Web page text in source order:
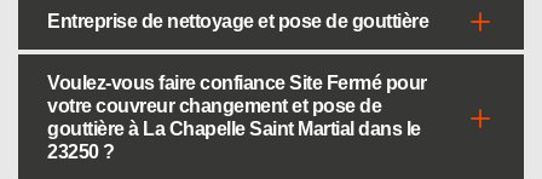
Entreprise de nettoyage et pose de gouttière
Voulez-vous faire confiance Site Fermé pour
votre couvreur changement et pose de
gouttière à La Chapelle Saint Martial dans le
23250 ?